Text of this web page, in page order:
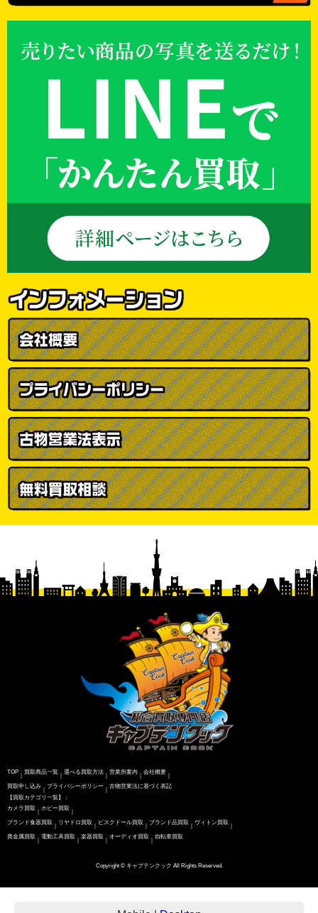
TOP 買取商品一覧 選べる買取方法 営業所案内 会社概要
買取申し込み
プライバシーポリシー
古物営業法に基づく表記
【買取カテゴリ一覧】：
カメラ買取
ホビー買取
ブランド食器買取
リヤドロ買取 ビスクドール買取 ブランド品買取 ヴィトン買取
貴金属買取
電動工具買取 楽器買取 オーディオ買取 自転車買取
Copyright © キャプテンクック All Rights Reserved.